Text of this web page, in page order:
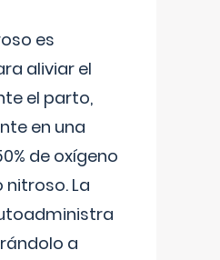
es
aliviar el
el parto,
en una
de oxígeno
nitroso. La
a